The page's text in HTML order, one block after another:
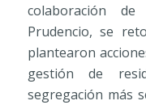
colaboración
Prudencio, se
plantearon
gestión de
segregación más